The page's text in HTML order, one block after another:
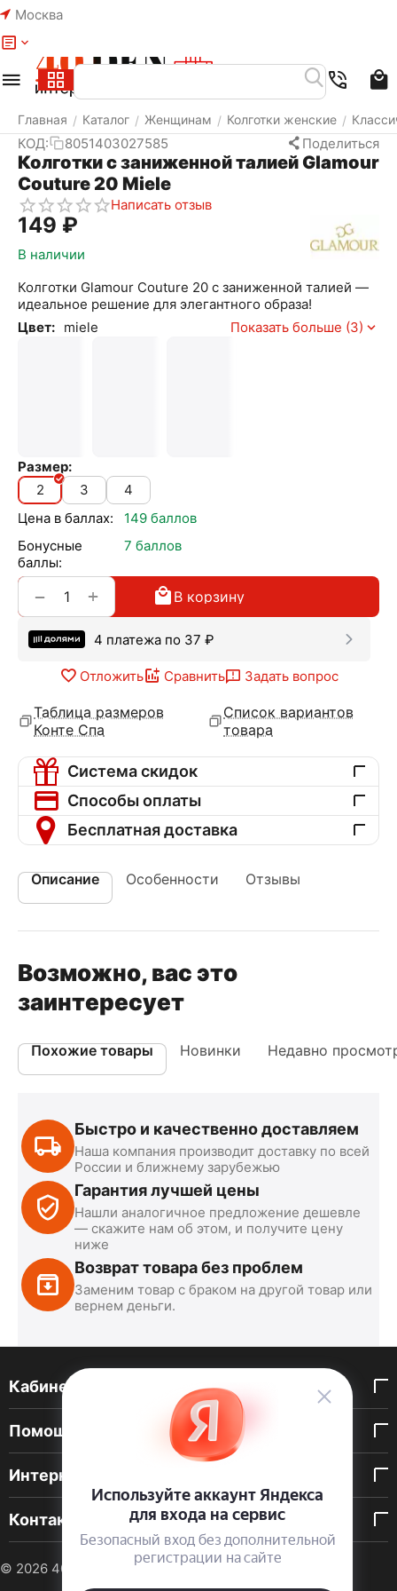
Москва
Главная / Каталог / Женщинам / Колготки женские /
КОД: 8051403027585 Поделиться
Колготки с заниженной талией Glamour
Couture 20 Miele
Написать отзыв
‍149‍ ₽
В наличии
Колготки Glamour Couture 20 с заниженной талией —
идеальное решение для элегантного образа!
Цвет: miele Показать больше (3)
Размер:
2
3
4
Цена в баллах:
149 баллов
Бонусные
баллы:
7 баллов
+
− В корзину
4 платежа по 37 ₽
Отложить Сравнить Задать вопрос
Таблица размеров
Конте Спа
Список вариантов
товара
Система скидок
Способы оплаты
Бесплатная доставка
Описание Особенности Отзывы
Возможно, вас это
заинтересует
Похожие товары Новинки Недавно
Быстро и качественно доставляем
Наша компания производит доставку по всей
России и ближнему зарубежью
Гарантия лучшей цены
Нашли аналогичное предложение дешевле
— скажите нам об этом, и получите цену
ниже
Возврат товара без проблем
Заменим товар с браком на другой товар или
вернем деньги.
Кабинет покупателя
Помощь покупателю
Интернет-магазин
Контакты
© 2026 40 DEN. Интернет-магазин
Меню